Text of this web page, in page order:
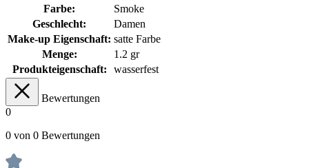
Farbe:
Smoke
Geschlecht:
Damen
Make-up Eigenschaft: satte Farbe
Menge:
1.2 gr
Produkteigenschaft:
wasserfest
Bewertungen
0
0 von 0 Bewertungen